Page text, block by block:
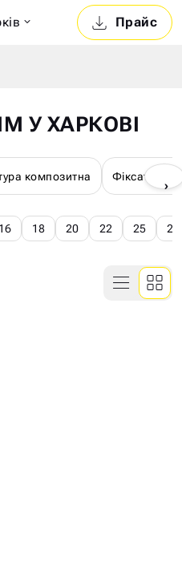
Прайс
У ХАРКОВІ
композитна Фіксатори
›
16 18 20 22 25 28